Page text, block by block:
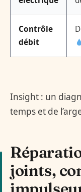
Contrôle
débit
Insight : un
temps et de
joints,